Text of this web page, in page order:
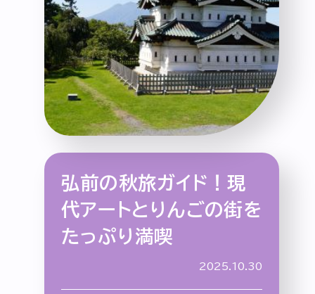
暮らす
遊ぶ
考える
特集記事 連載 アサヒの人 歴史
夏のビール特集2025 ビール
お酒との付き合い方 ウイスキー
弘前の秋旅ガイド！現
代アートとりんごの街を
たっぷり満喫
2025.10.30